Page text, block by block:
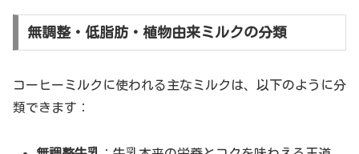
無調整・低脂肪・植物由来ミルクの分類
コーヒーミルクに使われる主なミルクは、以下のように分
類できます：